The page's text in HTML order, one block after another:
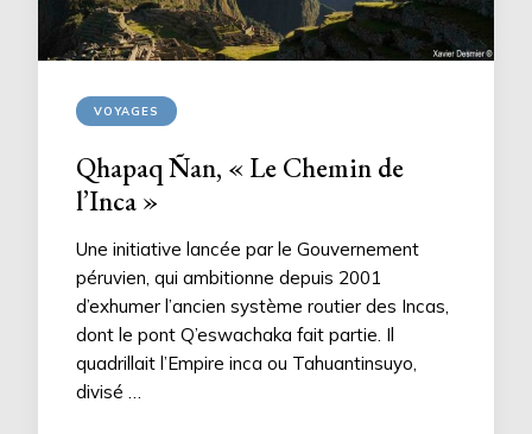
VOYAGES
Qhapaq Ñan, « Le Chemin de
l’Inca »
Une initiative lancée par le Gouvernement
péruvien, qui ambitionne depuis 2001
d’exhumer l’ancien système routier des Incas,
dont le pont Q’eswachaka fait partie. Il
quadrillait l’Empire inca ou Tahuantinsuyo,
divisé …